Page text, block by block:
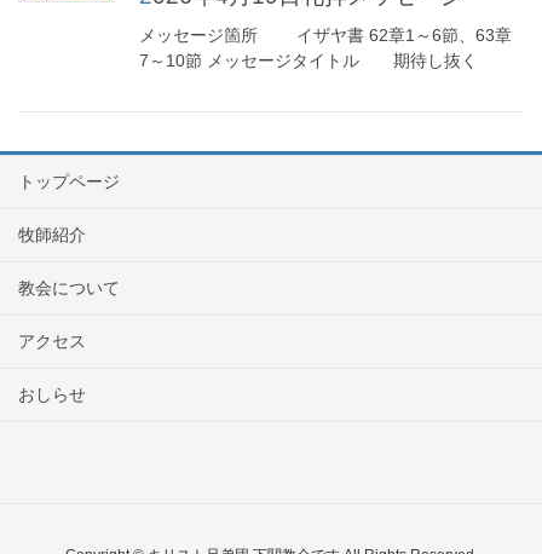
メッセージ箇所 イザヤ書 62章1～6節、63章
7～10節 メッセージタイトル 期待し抜く
トップページ
牧師紹介
教会について
アクセス
おしらせ